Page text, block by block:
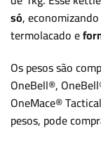
só,
termolacado e
Os pesos são
OneBell®,
OneMace®
pesos, pode